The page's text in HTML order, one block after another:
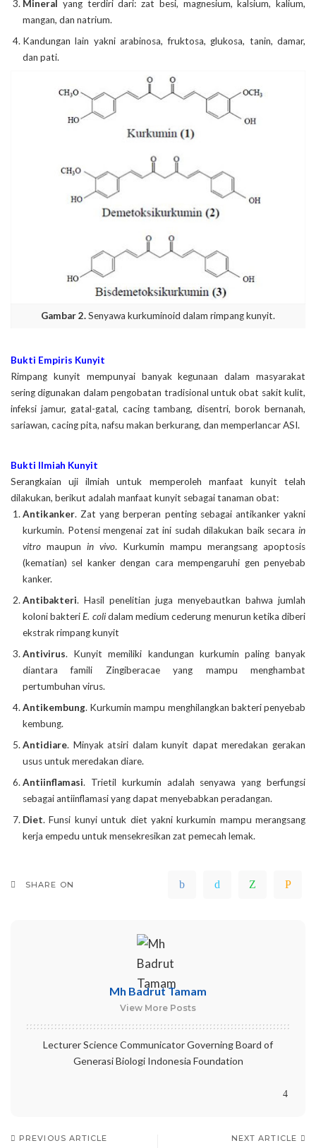
Mineral yang terdiri dari: zat besi, magnesium, kalsium, kalium,
mangan, dan natrium.
Kandungan lain yakni arabinosa, fruktosa, glukosa, tanin, damar,
dan pati.
Gambar 2.Senyawa kurkuminoid dalam rimpang kunyit.
Bukti Empiris Kunyit
Rimpang kunyit mempunyai banyak kegunaan dalam masyarakat
sering digunakan dalam pengobatan tradisional untuk obat sakit kulit,
infeksi jamur, gatal-gatal, cacing tambang, disentri, borok bernanah,
sariawan, cacing pita, nafsu makan berkurang, dan memperlancar ASI.
Bukti Ilmiah Kunyit
Serangkaian uji ilmiah untuk memperoleh manfaat kunyit telah
dilakukan, berikut adalah manfaat kunyit sebagai tanaman obat:
Antikanker. Zat yang berperan penting sebagai antikanker yakni
kurkumin. Potensi mengenai zat ini sudah dilakukan baik secara in
vitro maupun in vivo. Kurkumin mampu merangsang apoptosis
(kematian) sel kanker dengan cara mempengaruhi gen penyebab
kanker.
Antibakteri. Hasil penelitian juga menyebautkan bahwa jumlah
koloni bakteriE. colidalam medium cederung menurun ketika diberi
ekstrak rimpang kunyit
Antivirus. Kunyit memiliki kandungan kurkumin paling banyak
diantara famili Zingiberacae yang mampu menghambat
pertumbuhan virus.
Antikembung. Kurkumin mampu menghilangkan bakteri penyebab
kembung.
Antidiare. Minyak atsiri dalam kunyit dapat meredakan gerakan
usus untuk meredakan diare.
Antiinflamasi. Trietil kurkumin adalah senyawa yang berfungsi
sebagai antiinflamasi yang dapat menyebabkan peradangan.
Diet. Funsi kunyi untuk diet yakni kurkumin mampu merangsang
kerja empedu untuk mensekresikan zat pemecah lemak.
SHARE ON
Mh Badrut Tamam
View More Posts
Lecturer Science Communicator Governing Board of
Generasi Biologi Indonesia Foundation
PREVIOUS ARTICLE NEXT ARTICLE